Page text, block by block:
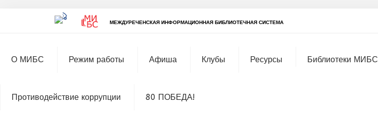
МЕЖДУРЕЧЕНСКАЯ ИНФОРМАЦИОННАЯ БИБЛИОТЕЧНАЯ СИСТЕМА
О МИБС Режим работы Афиша Клубы Ресурсы Библиотеки МИБС
Противодействие коррупции 80 ПОБЕДА!